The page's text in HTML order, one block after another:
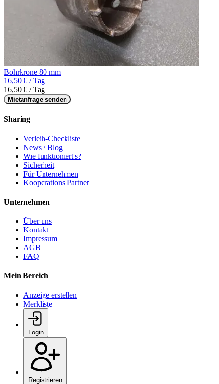
Bohrkrone 80 mm
16,50 € / Tag
16,50 € / Tag
Mietanfrage senden
Sharing
Verleih-Checkliste
News / Blog
Wie funktioniert's?
Sicherheit
Für Unternehmen
Kooperations Partner
Unternehmen
Über uns
Kontakt
Impressum
AGB
FAQ
Mein Bereich
Anzeige erstellen
Merkliste
Login
Registrieren